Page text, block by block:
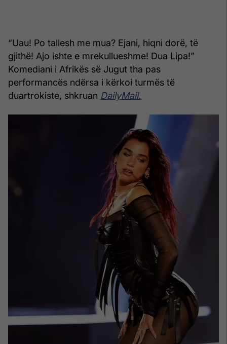
“Uau! Po tallesh me mua? Ejani, hiqni dorë, të
gjithë! Ajo ishte e mrekullueshme! Dua Lipa!”
Komediani i Afrikës së Jugut tha pas
performancës ndërsa i kërkoi turmës të
duartrokiste, shkruan DailyMail.